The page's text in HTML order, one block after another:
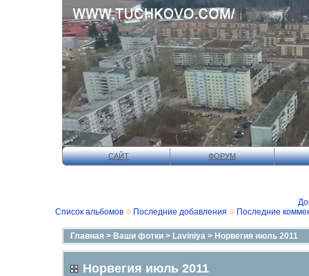
САЙТ ФОРУМ
Список альбомов
Последние добавления Последние
Главная > Ваши фотки > Laviniya > Норвегия июль 2011
Норвегия июль 2011